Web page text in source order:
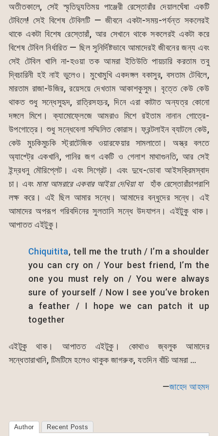
অতীতকালে, সেই স্মৃতিদ্যুতিময় পাঞ্জেরী রেস্তোরাঁর দেয়ালঘেঁষা একটি
টেবিলে! সেই বিশেষ টেবিলটি — জীবনে একটা-সময়-পর্যন্ত সকলেরই
থাকে একটা বিশেষ রেস্তোরাঁ, আর সেখানে থাকে সকলেরই একটা করে
বিশেষ টেবিল নির্ধারিত — ছিল সুনির্দিষ্টভাবে আমাদেরই জীবনের জন্য এবং
সেই টেবিল খালি না-হওয়া তক আমরা ইতিউতি পায়চারি করতাম তবু
দ্বিচারিনী হই নাই ভুলেও। মুখোমুখি একদঙ্গল বকাসুর, বসতাম টেবিলে,
মারতাম রাজা-উজির, রয়েসয়ে দেখতাম আকাশকুসুম। বৃত্তে কেউ কেউ
থাকত শুধু সন্ধেসুহৃদ, রাত্রিসহচর, দিনে এরা কাটাত অন্যত্র কোনো
দঙ্গলে মিশে। ক্যামোফ্লেজে আমরাও মিশে রইতাম নানান গোত্রে-
উপগোত্রে। শুধু সন্ধেবেলা সম্মিলিত কোরাস। ফ্রন্টলাইন ব্যাটলে কেউ,
কেউ মুচকিমুচকি স্ট্রাটেজিক ওয়ারফেয়ার সামলাতো। অস্ত্র বলতে
অ্যাশ্ট্রে একখানি, পানির জগ একটি ও গেলাশ মাথাগুনতি, আর সেই
ইন্দ্রধনু মৌরিপ্লেট। এবং সিগ্রেট। এবং দুধে-ডোবা আইসক্রিমস্বাদ
চা। এবং মামা আমরারে একবার আইয়া দেখিয়া যাহাঁক রেস্তোরাঁচাপরাশি
লক্ষ করে। এই ছিল আমার সন্ধে। আমাদের বন্ধুদের সন্ধে। এই
আমাদের অপরূপ গরিবদিনের সুলতানি সন্ধে উদযাপন। এইটুকু থাক।
আপাতত এইটুকু।
Chiquitita, tell me the truth / I’m a shoulder
you can cry on / Your best friend, I’m the
one you must rely on / You were always
sure of yourself / Now I see you’ve broken
a feather / I hope we can patch it up
together
এইটুকু থাক। আপাতত এইটুকু। কোথাও জ্বলুক আমাদের
সন্ধেতারাখানি, টিমটিমে হলেও থাকুক জাগরুক, যতদিন বাঁচি আমরা …
—জাহেদ আহমদ
Author Recent Posts